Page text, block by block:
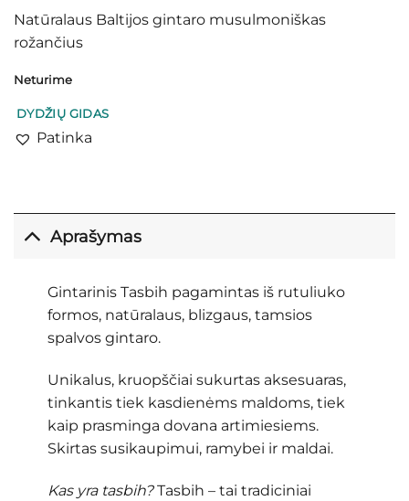
Natūralaus Baltijos gintaro musulmoniškas
rožančius
Neturime
DYDŽIŲ GIDAS
Patinka
Aprašymas
Gintarinis Tasbih pagamintas iš rutuliuko
formos, natūralaus, blizgaus, tamsios
spalvos gintaro.
Unikalus, kruopščiai sukurtas aksesuaras,
tinkantis tiek kasdienėms maldoms, tiek
kaip prasminga dovana artimiesiems.
Skirtas susikaupimui, ramybei ir maldai.
Kas yra tasbih?Tasbih – tai tradiciniai